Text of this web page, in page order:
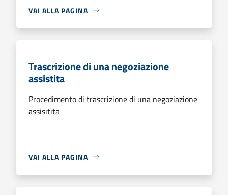
VAI ALLA PAGINA
Trascrizione di una negoziazione
assistita
Procedimento di trascrizione di una negoziazione
assisitita
VAI ALLA PAGINA